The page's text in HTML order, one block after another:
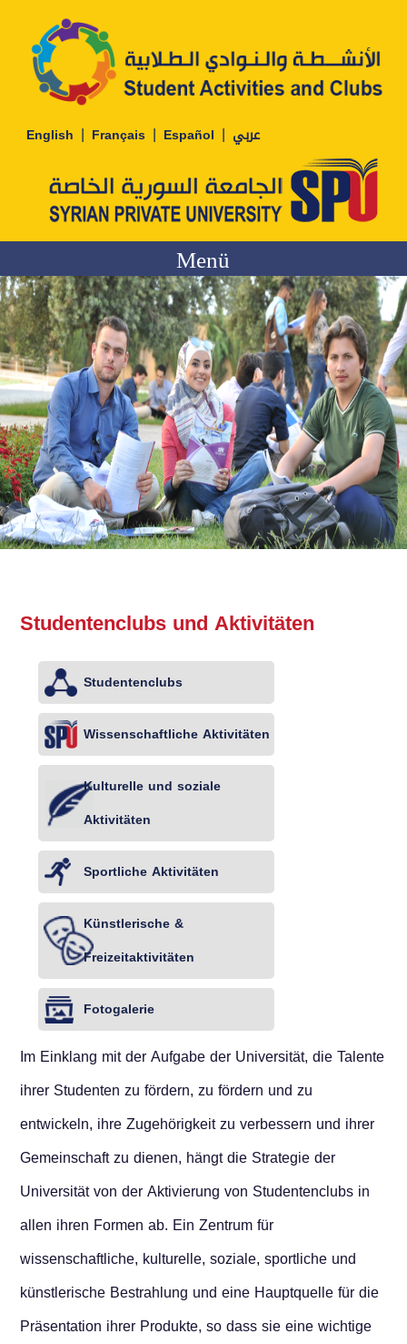
English | Français | Español | عربي
Menü
Studentenclubs und Aktivitäten
Studentenclubs
Wissenschaftliche Aktivitäten
Kulturelle und soziale
Aktivitäten
Sportliche Aktivitäten
Künstlerische &
Freizeitaktivitäten
Fotogalerie
Im Einklang mit der Aufgabe der Universität, die Talente
ihrer Studenten zu fördern, zu fördern und zu
entwickeln, ihre Zugehörigkeit zu verbessern und ihrer
Gemeinschaft zu dienen, hängt die Strategie der
Universität von der Aktivierung von Studentenclubs in
allen ihren Formen ab. Ein Zentrum für
wissenschaftliche, kulturelle, soziale, sportliche und
künstlerische Bestrahlung und eine Hauptquelle für die
Präsentation ihrer Produkte, so dass sie eine wichtige